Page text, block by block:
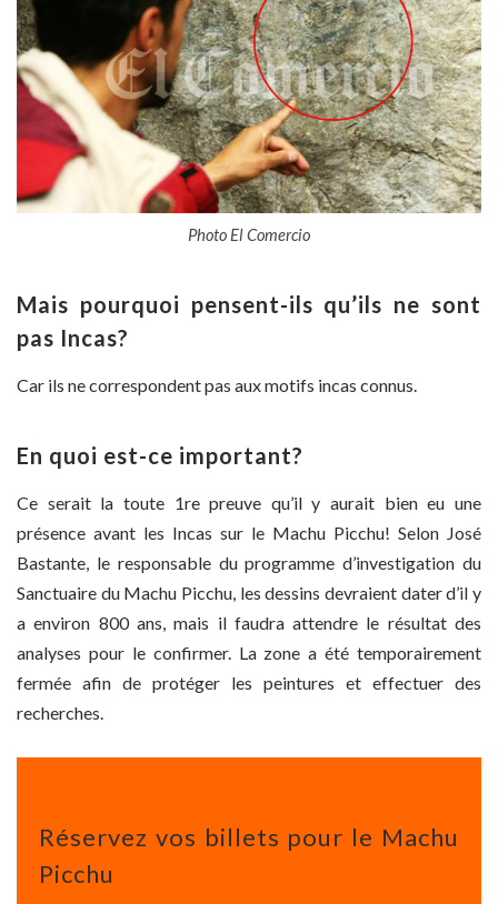
Photo El Comercio
Mais pourquoi pensent-ils qu’ils ne sont
pas Incas?
Car ils ne correspondent pas aux motifs incas connus.
En quoi est-ce important?
Ce serait la toute 1re preuve qu’il y aurait bien eu une
présence avant les Incas sur le Machu Picchu! Selon José
Bastante, le responsable du programme d’investigation du
Sanctuaire du Machu Picchu, les dessins devraient dater d’il y
a environ 800 ans, mais il faudra attendre le résultat des
analyses pour le confirmer. La zone a été temporairement
fermée afin de protéger les peintures et effectuer des
recherches.
Réservez vos billets pour le Machu
Picchu